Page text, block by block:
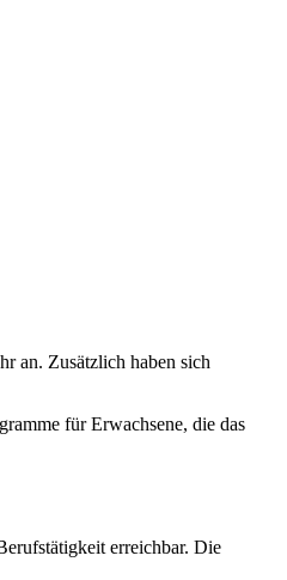
an. Zusätzlich haben sich
für Erwachsene, die das
erreichbar. Die